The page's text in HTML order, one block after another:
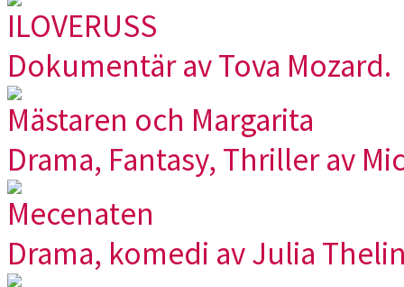
ILOVERUSS
Dokumentär av Tova Mozard.
Mästaren och Margarita
Drama, Fantasy, Thriller av
Mecenaten
Drama, komedi av Julia